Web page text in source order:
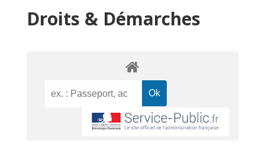
Droits & Démarches